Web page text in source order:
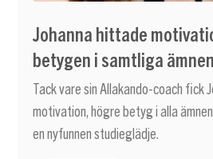
Johanna hittade
betygen i samtliga ämnen
Tack vare sin Allakando-coach fick
motivation, högre betyg i alla
en nyfunnen studieglädje.